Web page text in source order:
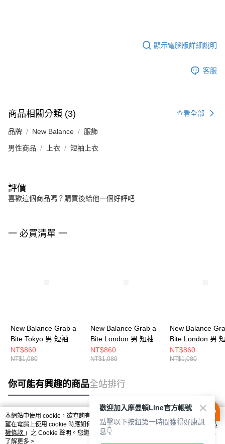
顯示電腦版詳細說明
客服
商品相關分類 (3) 查看全部
品牌 New Balance 服飾
男性商品 上衣 短袖上衣
評價
喜歡這個商品嗎？購買後給他一個好評吧
一 必買清單 一
New Balance Grab a
Bite Tokyo 男 短袖上
衣 MT62D8CENNY-F
NT$860
NT$1,080
New Balance Grab a
Bite London 男 短袖上
衣 MT62B9LISST-F
NT$860
NT$1,080
New Balance
Bite London 男
衣
NT$860
NT$1,080
你可能有興趣的商品全站排行
熱門標籤
本網站中使用 cookie，欲查詢有關本網站使用 cookie 方式之詳情，及若您不希
望在電腦上使用 cookie 時應如何變更電腦的 cookie 設定，請參閱本網站「
隱私
權條款 」之 Cookie 聲明。您繼續使用本網站即表示您同意本公司得按本網站使
用條款之 Cookie 聲明使用 cookie。
了解更多 >
歡迎加入摩曼頓Line官方帳號
點擊以下按鈕第一時間獲得好康訊
息👇